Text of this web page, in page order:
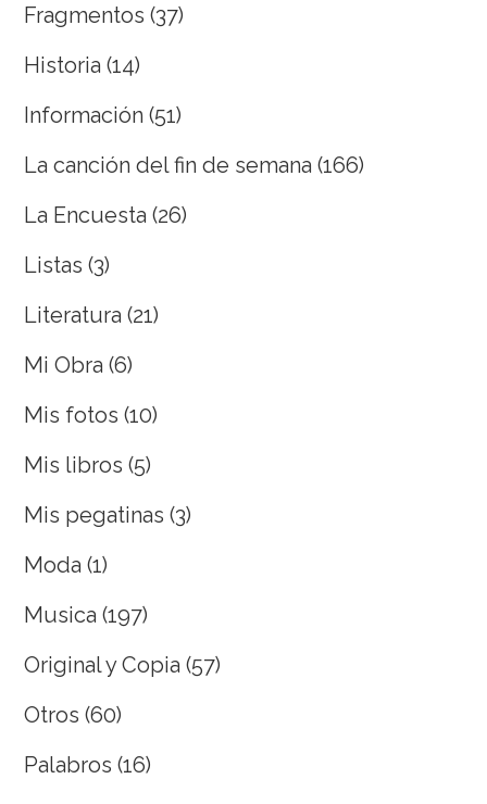
Fragmentos (37)
Historia (14)
Información (51)
La canción del fin de semana (166)
La Encuesta (26)
Listas (3)
Literatura (21)
Mi Obra (6)
Mis fotos (10)
Mis libros (5)
Mis pegatinas (3)
Moda (1)
Musica (197)
Original y Copia (57)
Otros (60)
Palabros (16)